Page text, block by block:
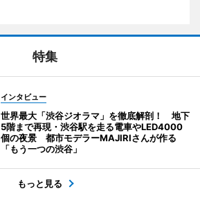
特集
インタビュー
世界最大「渋谷ジオラマ」を徹底解剖！ 地下
5階まで再現・渋谷駅を走る電車やLED4000
個の夜景 都市モデラーMAJIRIさんが作る
「もう一つの渋谷」
もっと見る